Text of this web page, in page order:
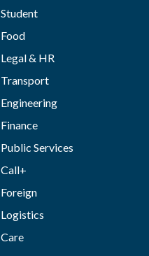
Student
Food
Legal & HR
Transport
Engineering
Finance
Public Services
Call+
Foreign
Logistics
Care